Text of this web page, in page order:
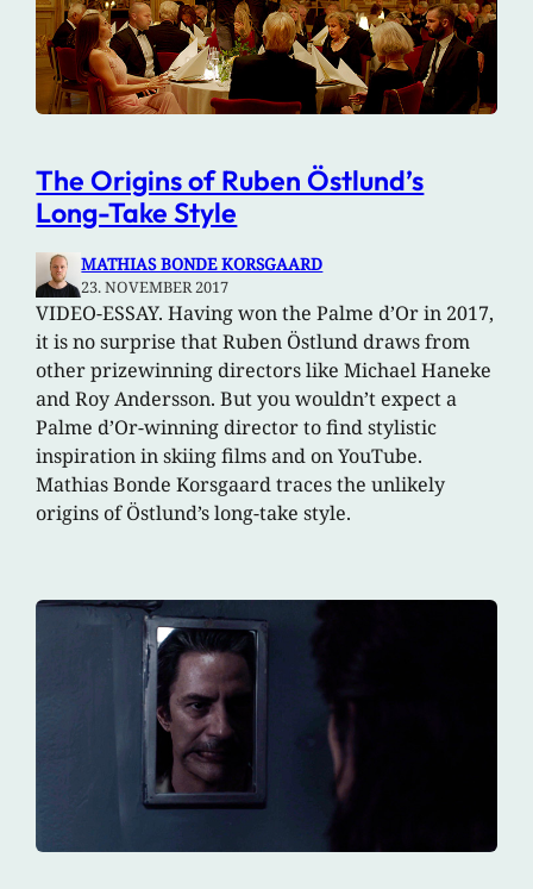
The Origins of Ruben Östlund’s
Long-Take Style
MATHIAS BONDE KORSGAARD
23. NOVEMBER 2017
VIDEO-ESSAY. Having won the Palme d’Or in 2017,
it is no surprise that Ruben Östlund draws from
other prizewinning directors like Michael Haneke
and Roy Andersson. But you wouldn’t expect a
Palme d’Or-winning director to find stylistic
inspiration in skiing films and on YouTube.
Mathias Bonde Korsgaard traces the unlikely
origins of Östlund’s long-take style.